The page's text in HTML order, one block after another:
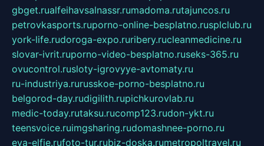
gbget.rualfeihavsalnassr.rumadoma.rutajuncos.ru
petrovkasports.ruporno-online-besplatno.rusplclub.ru
york-life.rudoroga-expo.ruribery.rucleanmedicine.ru
slovar-ivrit.ruporno-video-besplatno.ruseks-365.ru
ovucontrol.rusloty-igrovyye-avtomaty.ru
ru-industriya.rurusskoe-porno-besplatno.ru
belgorod-day.rudigilith.rupichkurovlab.ru
medic-today.rutaksu.rucomp123.rudon-ykt.ru
teensvoice.ruimgsharing.rudomashnee-porno.ru
eva-elfie.rufoto-tur.rubiz-doska.rumetropoltravel.ru